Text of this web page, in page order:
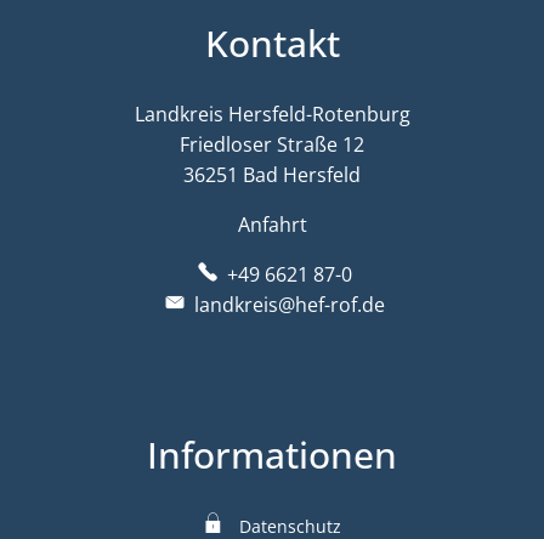
Kontakt
Landkreis Hersfeld-Rotenburg
Friedloser Straße 12
36251 Bad Hersfeld
Anfahrt
+49 6621 87-0
landkreis@hef-rof.de
Informationen
Datenschutz